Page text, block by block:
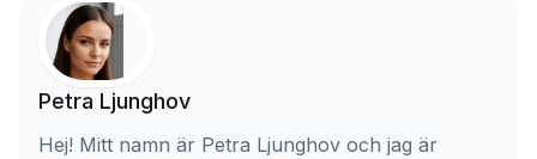
Petra Ljunghov
Hej! Mitt namn är Petra Ljunghov och jag är